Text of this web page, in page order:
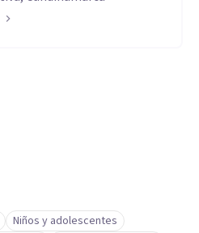
Niños y adolescentes